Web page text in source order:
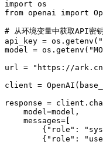
import os
from openai import
# 从环境变量中获取API密
api_key = os . getenv ( "
model = os . getenv ( "
url = " https://
client = OpenAI (
response = client .
    model
=model ,
    messages
=
        {
" role " : "
        {
" role " : "